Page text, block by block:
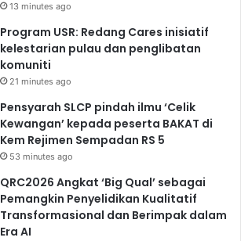
13 minutes ago
Program USR: Redang Cares inisiatif
kelestarian pulau dan penglibatan
komuniti
21 minutes ago
Pensyarah SLCP pindah ilmu ‘Celik
Kewangan’ kepada peserta BAKAT di
Kem Rejimen Sempadan RS 5
53 minutes ago
QRC2026 Angkat ‘Big Qual’ sebagai
Pemangkin Penyelidikan Kualitatif
Transformasional dan Berimpak dalam
Era AI